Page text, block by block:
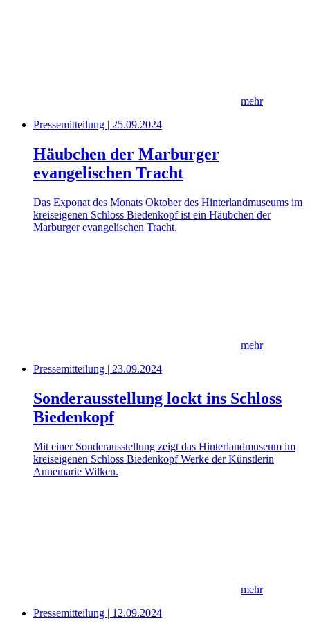
mehr
Pressemitteilung | 25.09.2024
Häubchen der Marburger
evangelischen Tracht
Das Exponat des Monats Oktober des Hinterlandmuseums im
kreiseigenen Schloss Biedenkopf ist ein Häubchen der
Marburger evangelischen Tracht.
mehr
Pressemitteilung | 23.09.2024
Sonderausstellung lockt ins Schloss
Biedenkopf
Mit einer Sonderausstellung zeigt das Hinterlandmuseum im
kreiseigenen Schloss Biedenkopf Werke der Künstlerin
Annemarie Wilken.
mehr
Pressemitteilung | 12.09.2024